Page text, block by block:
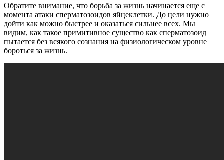
Обратите внимание, что борьба за жизнь начинается еще с
момента атаки сперматозоидов яйцеклетки. До цели нужно
дойти как можно быстрее и оказаться сильнее всех. Мы
видим, как такое примитивное существо как сперматозоид
пытается без всякого сознания на физиологическом уровне
бороться за жизнь.